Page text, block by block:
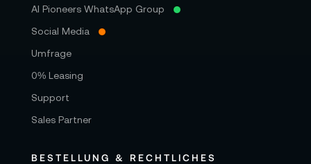
AI Pioneers WhatsApp Group
Social Media
Umfrage
0% Leasing
Support
Sales Partner
BESTELLUNG & RECHTLICHES